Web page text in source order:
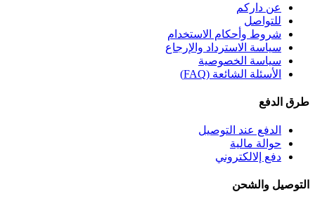
عن داركم
للتواصل
شروط وأحكام الاستخدام
سياسة الاسترداد والإرجاع
سياسة الخصوصية
الأسئلة الشائعة (FAQ)
طرق الدفع
الدفع عند التوصيل
حوالة مالية
دفع إلالكتروني
التوصيل والشحن